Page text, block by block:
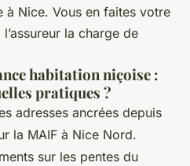
à Nice. Vous en faites votre
la charge de
habitation niçoise :
pratiques ?
adresses ancrées depuis
la MAIF à Nice Nord.
sur les pentes du